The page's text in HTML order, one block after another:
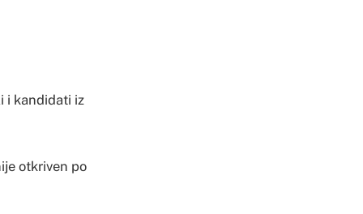
i kandidati iz
otkriven po